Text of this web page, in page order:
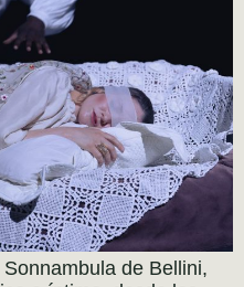
de Bellini,